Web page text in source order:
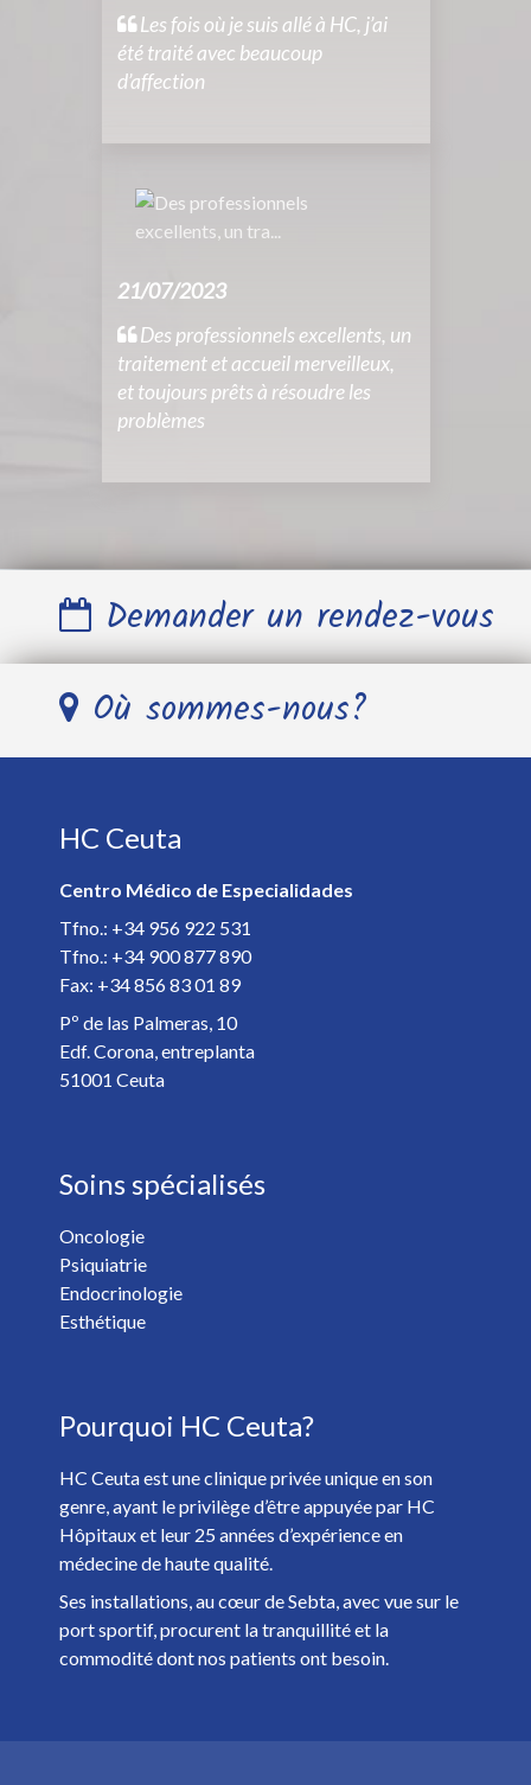
Les fois où je suis allé à HC, j’ai
été traité avec beaucoup
d’affection
21/07/2023
Des professionnels excellents, un
traitement et accueil merveilleux,
et toujours prêts à résoudre les
problèmes
Demander un rendez-vous
Télephone *
E-mail *
Spécialiste *
Détails de votre rendez-vous *
Vous voulez recevoir les nouvelles de HC Hospitales? *
Oui
Non
Confidentialité. *
Où sommes-nous?
HC Ceuta
Centro Médico de Especialidades
Tfno.: +34 956 922 531
Tfno.: +34 900 877 890
Fax: +34 856 83 01 89
Pº de las Palmeras, 10
Edf. Corona, entreplanta
51001 Ceuta
Soins spécialisés
Oncologie
Psiquiatrie
Endocrinologie
Esthétique
Pourquoi HC Ceuta?
HC Ceuta est une clinique privée unique en son
genre, ayant le privilège d’être appuyée par HC
Hôpitaux et leur 25 années d’expérience en
médecine de haute qualité.
Ses installations, au cœur de Sebta, avec vue sur le
port sportif, procurent la tranquillité et la
commodité dont nos patients ont besoin.